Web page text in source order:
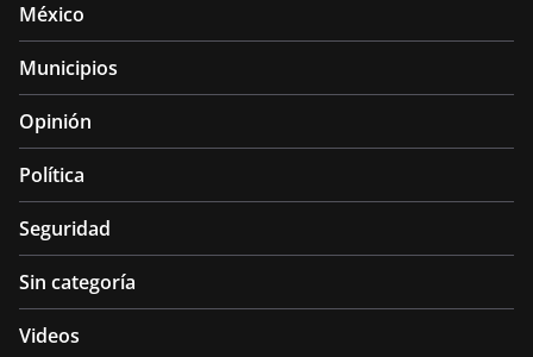
México
Municipios
Opinión
Política
Seguridad
Sin categoría
Videos